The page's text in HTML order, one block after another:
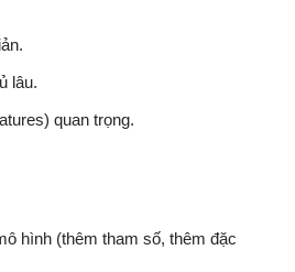
lâu.
quan trọng.
hình (thêm tham số, thêm đặc